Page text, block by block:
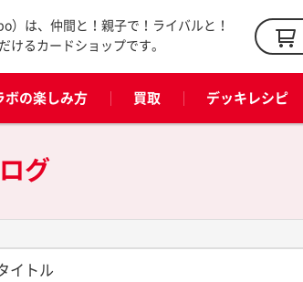
）は、仲間と！親子で！ライバルと！
けるカードショップです。
ボの楽しみ方 買取 デッキレシピ
グ
イトル